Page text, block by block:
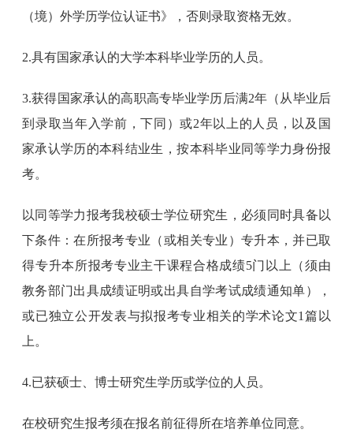
（境）外学历学位认证书》，否则录取资格无效。
2.具有国家承认的大学本科毕业学历的人员。
3.获得国家承认的高职高专毕业学历后满2年（从毕业后
到录取当年入学前，下同）或2年以上的人员，以及国
家承认学历的本科结业生，按本科毕业同等学力身份报
考。
以同等学力报考我校硕士学位研究生，必须同时具备以
下条件：在所报考专业（或相关专业）专升本，并已取
得专升本所报考专业主干课程合格成绩5门以上（须由
教务部门出具成绩证明或出具自学考试成绩通知单），
或已独立公开发表与拟报考专业相关的学术论文1篇以
上。
4.已获硕士、博士研究生学历或学位的人员。
在校研究生报考须在报名前征得所在培养单位同意。